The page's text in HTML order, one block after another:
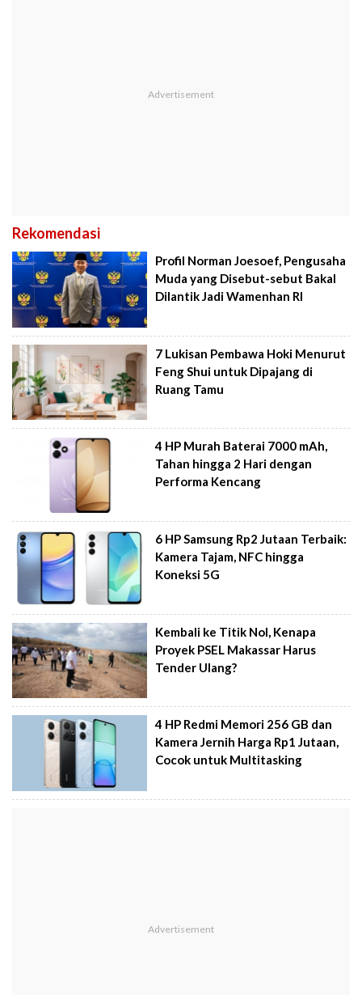
Rekomendasi
Profil Norman Joesoef, Pengusaha
Muda yang Disebut-sebut Bakal
Dilantik Jadi Wamenhan RI
7 Lukisan Pembawa Hoki Menurut
Feng Shui untuk Dipajang di
Ruang Tamu
4 HP Murah Baterai 7000 mAh,
Tahan hingga 2 Hari dengan
Performa Kencang
6 HP Samsung Rp2 Jutaan Terbaik:
Kamera Tajam, NFC hingga
Koneksi 5G
Kembali ke Titik Nol, Kenapa
Proyek PSEL Makassar Harus
Tender Ulang?
4 HP Redmi Memori 256 GB dan
Kamera Jernih Harga Rp1 Jutaan,
Cocok untuk Multitasking